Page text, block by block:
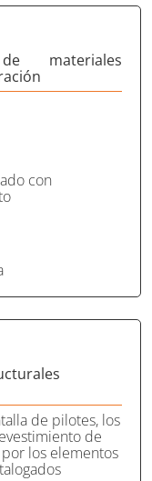
materiales
con
de pilotes, los
de
los elementos